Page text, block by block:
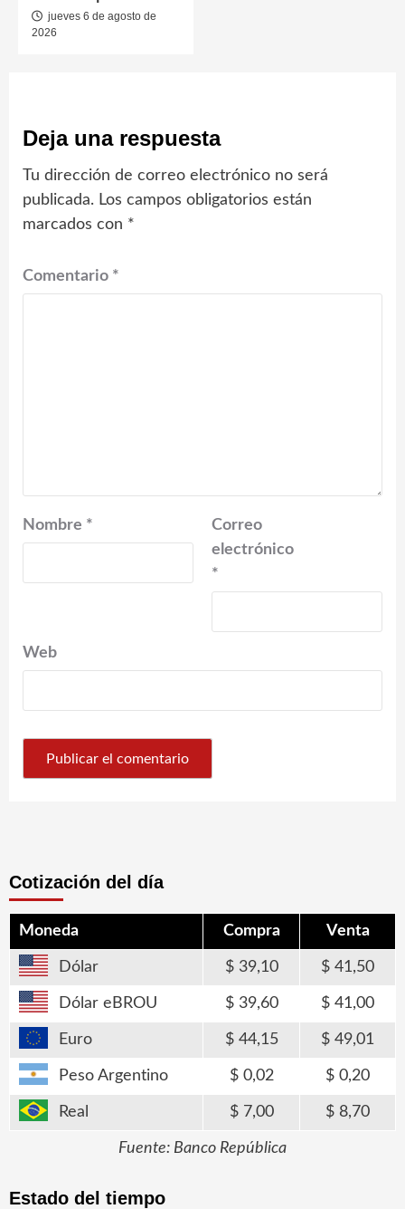
jueves 6 de agosto de
2026
Deja una respuesta
Tu dirección de correo electrónico no será
publicada. Los campos obligatorios están
marcados con *
Comentario *
Nombre *
Correo
electrónico
*
Web
Cotización del día
Moneda Compra Venta
Dólar 39,10 41,50
Dólar eBROU 39,60 41,00
Euro 44,15 49,01
Peso Argentino 0,02 0,20
Real 7,00 8,70
Fuente: Banco República
Estado del tiempo